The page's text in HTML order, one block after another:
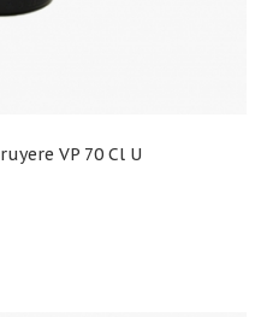
VP 70 Cl U